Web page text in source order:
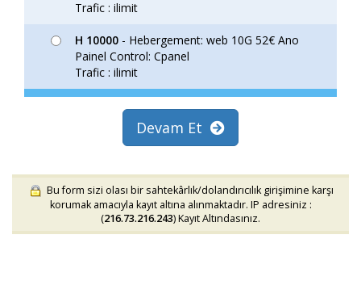
Trafic : ilimit
H 10000 - Hebergement: web 10G 52€ Ano
Painel Control: Cpanel
Trafic : ilimit
Devam Et
Bu form sizi olası bir sahtekârlık/dolandırıcılık girişimine karşı
korumak amacıyla kayıt altına alınmaktadır. IP adresiniz :
(216.73.216.243) Kayıt Altındasınız.